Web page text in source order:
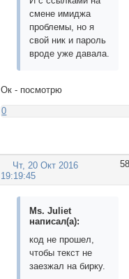
смене имиджа
проблемы, но я
свой ник и пароль
вроде уже давала.
Ок - посмотрю
0
58
Чт, 20 Окт 2016
19:19:45
Ms. Juliet
написал(а):
код не прошел,
чтобы текст не
заезжал на бирку.